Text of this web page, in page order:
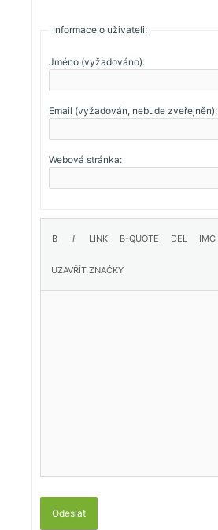
Informace o uživateli:
Jméno (vyžadováno):
Email (vyžadován, nebude zveřejněn):
Webová stránka:
Odeslat